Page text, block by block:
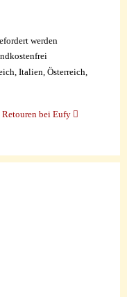
werden
Italien, Österreich,
bei Eufy